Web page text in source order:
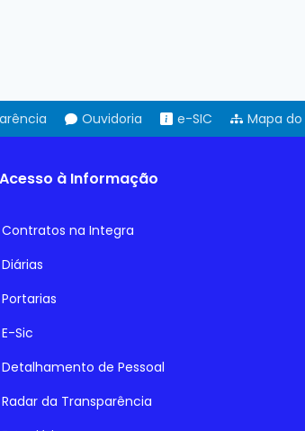
Ouvidoria e-SIC Mapa do
Acesso à Informação
Contratos na Integra
Diárias
Portarias
E-Sic
Detalhamento de Pessoal
Radar da Transparência